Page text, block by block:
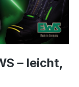
– leicht,